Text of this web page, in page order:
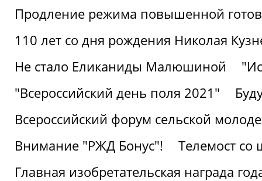
Продление режима повышенной
110 лет со дня рождения Николая
Не стало Еликаниды Малюшиной
"Всероссийский день поля 2021"
Всероссийский форум сельской
Внимание "РЖД Бонус"!
Телемост
Главная изобретательская награда